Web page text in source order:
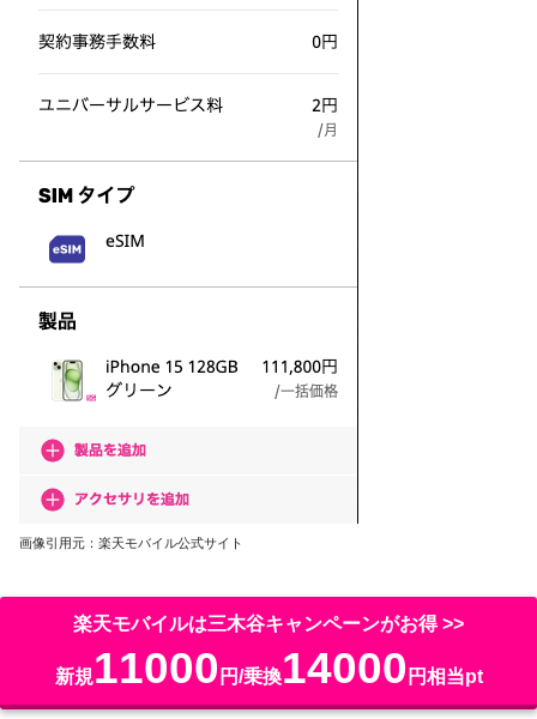
画像引用元：楽天モバイル公式サイト
トされた状態で届きます。
楽天モバイルは三木谷キャンペーンがお得 >>
新規11000 円/乗換14000 円相当pt